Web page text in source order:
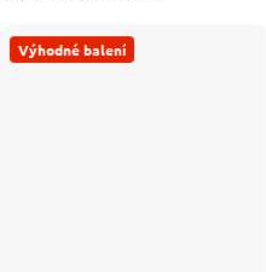
Výhodné balení